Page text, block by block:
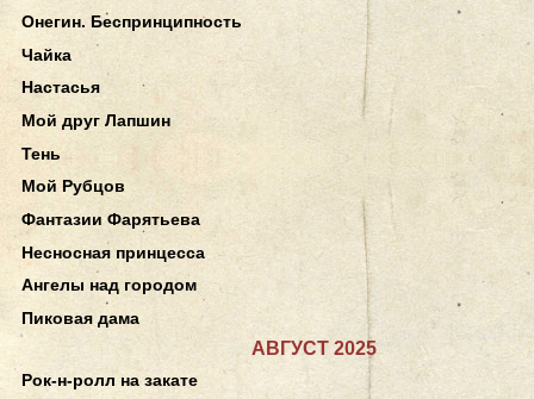
Онегин. Беспринципность
Чайка
Настасья
Мой друг Лапшин
Тень
Мой Рубцов
Фантазии Фарятьева
Несносная принцесса
Ангелы над городом
Пиковая дама
АВГУСТ 2025
Рок-н-ролл на закате